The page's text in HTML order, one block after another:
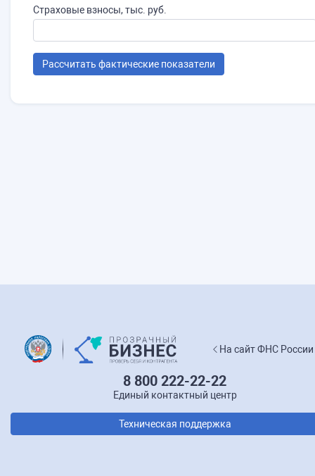
Страховые взносы, тыс. руб.
Рассчитать фактические показатели
На сайт ФНС России
8 800 222-22-22
Единый контактный центр
Техническая поддержка